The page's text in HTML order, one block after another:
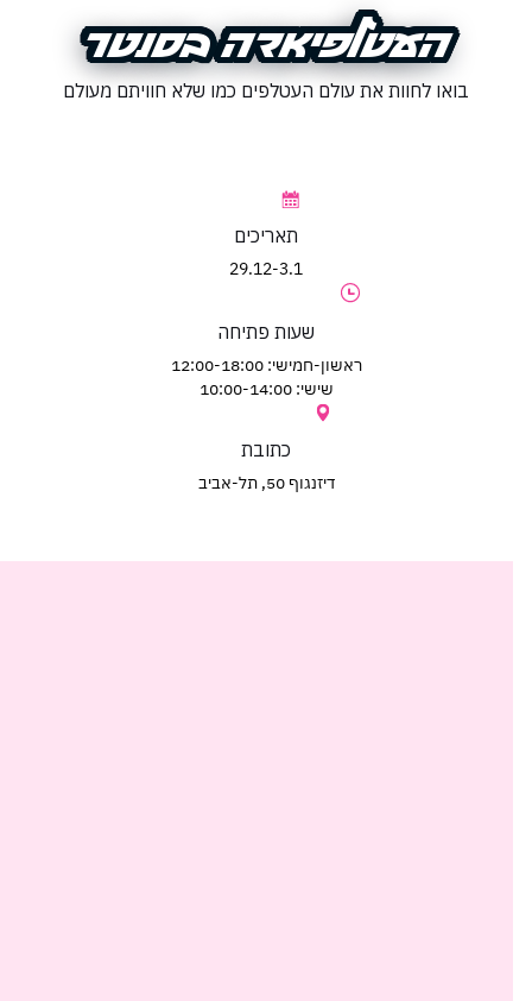
ופנטזיהאביזרים
ופנאי
חנויותשונות
משתמש חדש/אורח
משתמש חדש/אורח
העטלפיאדה בסנטר
העטלפיאדה בסנטר
בואו לחוות את עולם העטלפים כמו שלא חוויתם מעולם
תאריכים
29.12-3.1
שעות פתיחה
ראשון-חמישי: 12:00-18:00
שישי: 10:00-14:00
כתובת
דיזנגוף 50, תל-אביב